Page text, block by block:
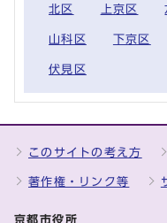
北区 上京区
山科区 下京区
伏見区
このサイトの考え方
著作権・リンク等
京都市役所